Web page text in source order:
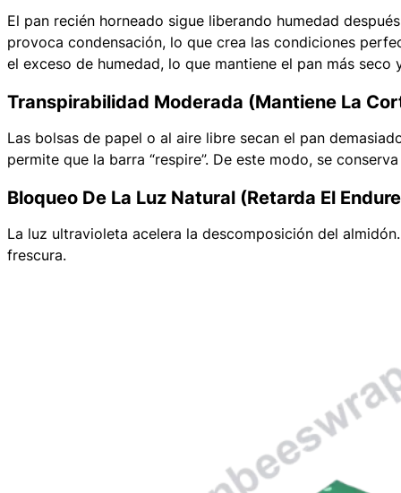
El pan recién horneado sigue liberando humedad
provoca condensación, lo que crea las condiciones
el exceso de humedad, lo que mantiene el pan más
Transpirabilidad Moderada (mantiene La
Las bolsas de papel o al aire libre secan el pan
permite que la barra “respire”. De este modo, se
Bloqueo De La Luz Natural (retarda El
La luz ultravioleta acelera la descomposición del
frescura.